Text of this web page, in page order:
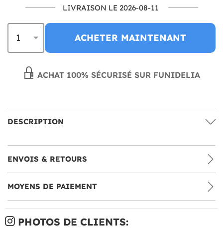
LIVRAISON LE 2026-08-11
ACHETER MAINTENANT
ACHAT 100% SÉCURISÉ SUR FUNIDELIA
DESCRIPTION
ENVOIS & RETOURS
MOYENS DE PAIEMENT
PHOTOS DE CLIENTS: